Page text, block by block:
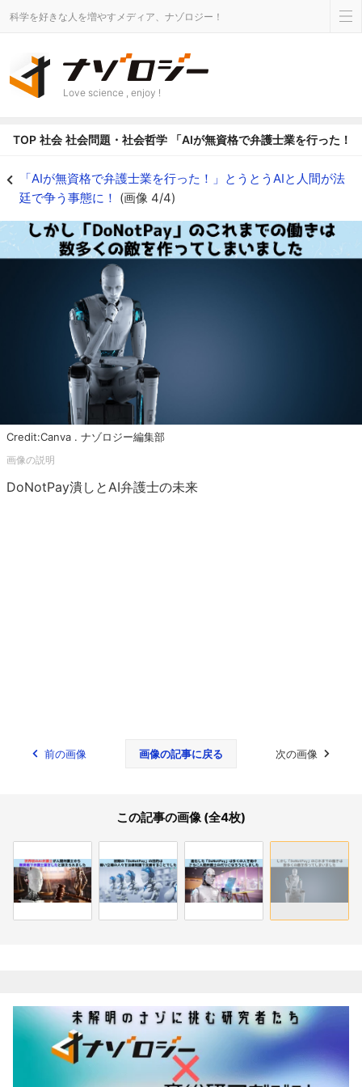
科学を好きな人を増やすメディア、ナゾロジー！
Love science , enjoy !
TOP 社会 社会問題・社会哲学 「AIが無資格で弁護士業を行った！
「AIが無資格で弁護士業を行った！」とうとうAIと人間が法
廷で争う事態に！ (画像 4/4)
Credit:Canva . ナゾロジー編集部
DoNotPay潰しとAI弁護士の未来
前の画像 画像の記事に戻る 次の画像
この記事の画像 (全4枚)